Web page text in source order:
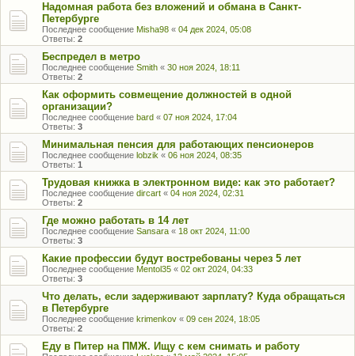
Надомная работа без вложений и обмана в Санкт-
Петербурге
Последнее сообщение Misha98 « 04 дек 2024, 05:08
Ответы: 2
Беспредел в метро
Последнее сообщение Smith « 30 ноя 2024, 18:11
Ответы: 2
Как оформить совмещение должностей в одной
организации?
Последнее сообщение bard « 07 ноя 2024, 17:04
Ответы: 3
Минимальная пенсия для работающих пенсионеров
Последнее сообщение lobzik « 06 ноя 2024, 08:35
Ответы: 1
Трудовая книжка в электронном виде: как это работает?
Последнее сообщение dircart « 04 ноя 2024, 02:31
Ответы: 2
Где можно работать в 14 лет
Последнее сообщение Sansara « 18 окт 2024, 11:00
Ответы: 3
Какие профессии будут востребованы через 5 лет
Последнее сообщение Mentol35 « 02 окт 2024, 04:33
Ответы: 3
Что делать, если задерживают зарплату? Куда обращаться
в Петербурге
Последнее сообщение krimenkov « 09 сен 2024, 18:05
Ответы: 2
Еду в Питер на ПМЖ. Ищу с кем снимать и работу